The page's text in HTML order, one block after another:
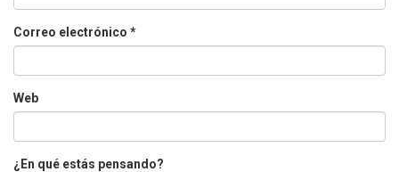
Correo electrónico *
Web
¿En qué estás pensando?